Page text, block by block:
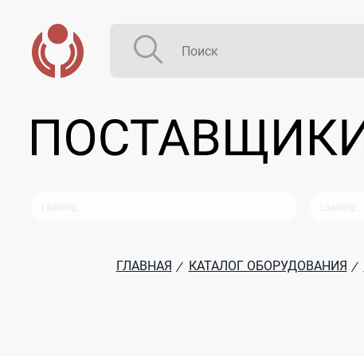
ГЛАВНАЯ / КАТАЛОГ ОБОРУДОВАНИЯ /